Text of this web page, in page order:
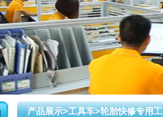
产品展示>工具车>轮胎快修专用